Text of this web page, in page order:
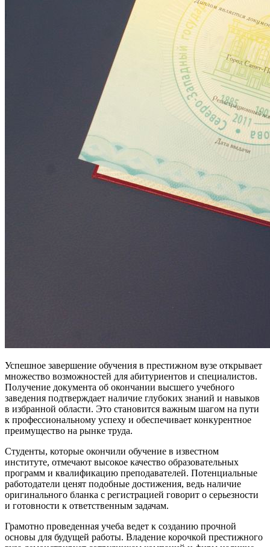
Успешное завершение обучения в престижном вузе открывает
множество возможностей для абитуриентов и специалистов.
Получение документа об окончании высшего учебного
заведения подтверждает наличие глубоких знаний и навыков
в избранной области. Это становится важным шагом на пути
к профессиональному успеху и обеспечивает конкурентное
преимущество на рынке труда.
Студенты, которые окончили обучение в известном
институте, отмечают высокое качество образовательных
программ и квалификацию преподавателей. Потенциальные
работодатели ценят подобные достижения, ведь наличие
оригинального бланка с регистрацией говорит о серьезности
и готовности к ответственным задачам.
Грамотно проведенная учеба ведет к созданию прочной
основы для будущей работы. Владение корочкой престижного